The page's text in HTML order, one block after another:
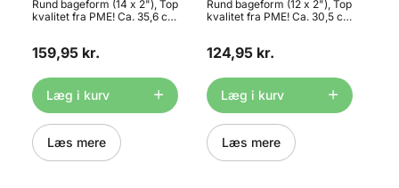
Rund bageform (14 x 2"), Top
kvalitet fra PME! Ca. 35,6 cm
ekstra tyk aluminium for
varmefordeling. Ikke egnet
til opvaskemaskine.
https://youtu.be/hzBAHinT5VA
159,95 kr.
Læg i kurv
Læs mere
Rund bageform (12 x 2"), Top
kvalitet fra PME! Ca. 30,5 cm
ekstra tyk aluminium for
varmefordeling. Ikke egnet
til opvaskemaskine.
https://youtu.be/hzBAHinT5VA
124,95 kr.
Læg i kurv
Læs mere